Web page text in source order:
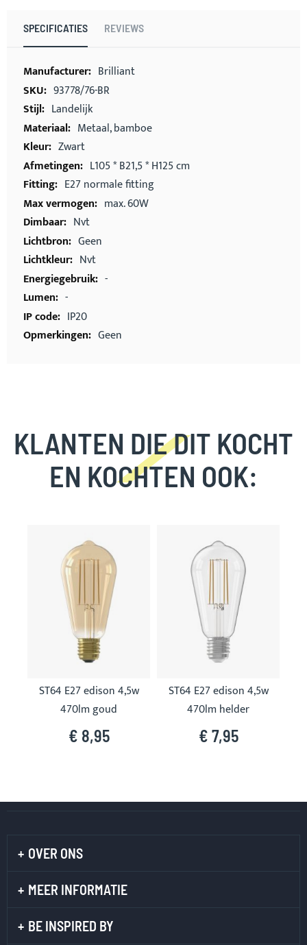
SPECIFICATIES REVIEWS
Meer
informatie
Brilliant
93778/76-BR
Landelijk
Metaal, bamboe
Zwart
L105 * B21,5 * H125 cm
E27 normale fitting
max. 60W
Nvt
Geen
Nvt
-
-
IP20
Geen
KLANTEN DIE DIT KOCHT
EN KOCHTEN OOK:
ST64 E27 edison 4,5w
470lm goud
€ 8,95
ST64 E27 edison 4,5w
470lm helder
€ 7,95
OVER ONS
MEER INFORMATIE
BE INSPIRED BY